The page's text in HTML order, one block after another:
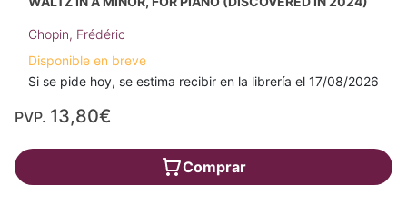
Chopin, Frédéric
Disponible en breve
Si se pide hoy, se estima recibir en la librería el 17/08/2026
PVP. 13,80€
Comprar